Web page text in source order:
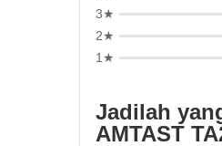
3★
2★
1★
Jadilah
AMTAST